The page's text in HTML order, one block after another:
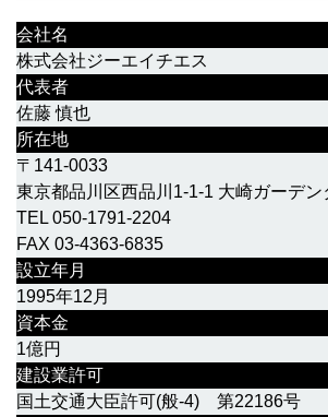
会社名
株式会社ジーエイチエス
代表者
佐藤 慎也
所在地
〒141-0033
東京都品川区西品川1-1-1 大崎ガーデ
TEL 050-1791-2204
FAX 03-4363-6835
設立年月
1995年12月
資本金
1億円
建設業許可
国土交通大臣許可(般-4) 第22186号